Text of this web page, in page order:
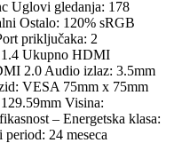
Uglovi gledanja: 178
Ostalo: 120% sRGB
priključaka: 2
Ukupno HDMI
2.0 Audio izlaz: 3.5mm
VESA 75mm x 75mm
Visina:
– Energetska klasa:
24 meseca